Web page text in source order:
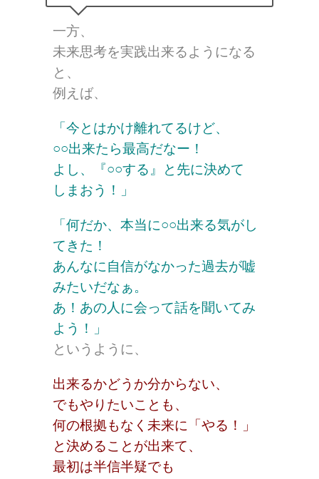
一方、
未来思考を実践出来るようになる
と、
例えば、
「今とはかけ離れてるけど、
○○出来たら最高だなー！
よし、『○○する』と先に決めて
しまおう！」
「何だか、本当に○○出来る気がし
てきた！
あんなに自信がなかった過去が嘘
みたいだなぁ。
あ！あの人に会って話を聞いてみ
よう！」
というように、
出来るかどうか分からない、
でもやりたいことも、
何の根拠もなく未来に「やる！」
と決めることが出来て、
最初は半信半疑でも